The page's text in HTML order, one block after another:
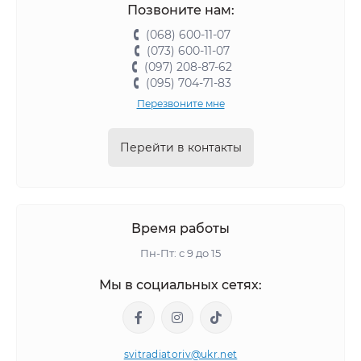
Позвоните нам:
(068) 600-11-07
(073) 600-11-07
(097) 208-87-62
(095) 704-71-83
Перезвоните мне
Перейти в контакты
Время работы
Пн-Пт: с 9 до 15
Мы в социальных сетях:
svitradiatoriv@ukr.net